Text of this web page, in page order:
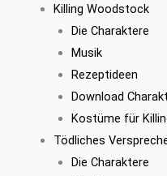
Killing Woodstock
Die Charaktere
Musik
Rezeptideen
Download
Kostüme für
Tödliches
Die Charaktere